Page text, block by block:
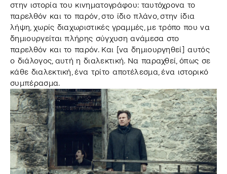
στην ιστορία του κινηματογράφου: ταυτόχρονα το
παρελθόν και το παρόν, στο ίδιο πλάνο, στην ίδια
λήψη, χωρίς διαχωριστικές γραμμές, με τρόπο που να
δημιουργείται πλήρης σύγχυση ανάμεσα στο
παρελθόν και το παρόν. Και [να δημιουργηθεί] αυτός
ο διάλογος, αυτή η διαλεκτική. Να παραχθεί, όπως σε
κάθε διαλεκτική, ένα τρίτο αποτέλεσμα, ένα ιστορικό
συμπέρασμα.